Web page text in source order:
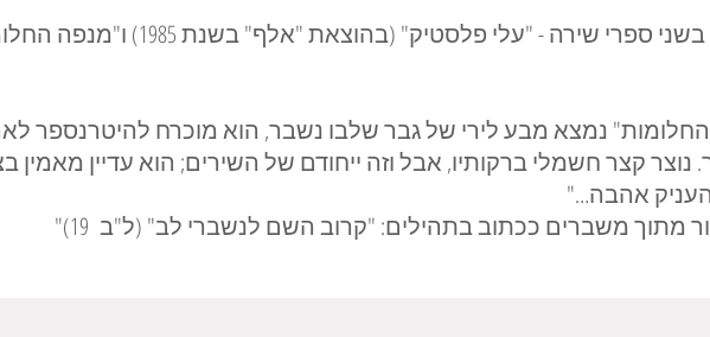
שיריו של שלמה עמנואל פורסמו בשני ספרי שירה - "עלי
נמצא מבע לירי של גבר שלבו נשבר, הוא מוכרח להיטרנספר
קצר חשמלי ברקותיו, אבל וזה ייחודם של השירים; הוא עדיין מאמין
אהבה…"
מתוך משברים ככתוב בתהילים: "קרוב השם לנשברי לב" (ל"ב 19)"